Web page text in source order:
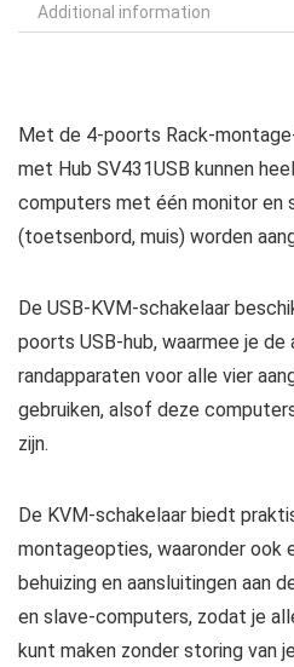
Additional information
Met de 4-poorts Rack-
met Hub SV431USB kunnen
computers met één monitor en
(toetsenbord, muis) worden
De USB-KVM-schakelaar
poorts USB-hub, waarmee je de
randapparaten voor alle vier
gebruiken, alsof deze
zijn.
De KVM-schakelaar biedt
montageopties, waaronder ook
behuizing en aansluitingen aan
en slave-computers, zodat je
kunt maken zonder storing van